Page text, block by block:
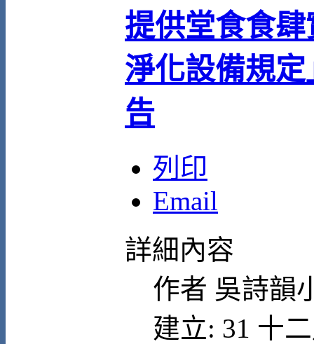
提供堂食食
淨化設備規
告
列印
Email
詳細內容
作者 吳詩韻
建立: 31 十